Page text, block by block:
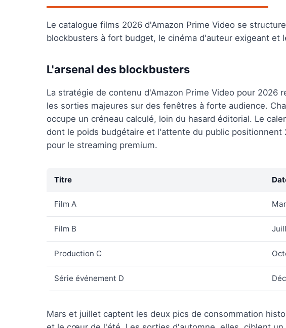
Le catalogue films 2026 d'Amazon Prime Video se
blockbusters à fort budget, le cinéma d'auteur exigeant et
L'arsenal des blockbusters
La stratégie de contenu d'Amazon Prime Video pour 2026
les sorties majeures sur des fenêtres à forte audience.
occupe un créneau calculé, loin du hasard éditorial. Le
dont le poids budgétaire et l'attente du public positionnent
pour le streaming premium.
Titre
Film A
Film B
Production C
Série événement D
Mars et juillet captent les deux pics de consommation